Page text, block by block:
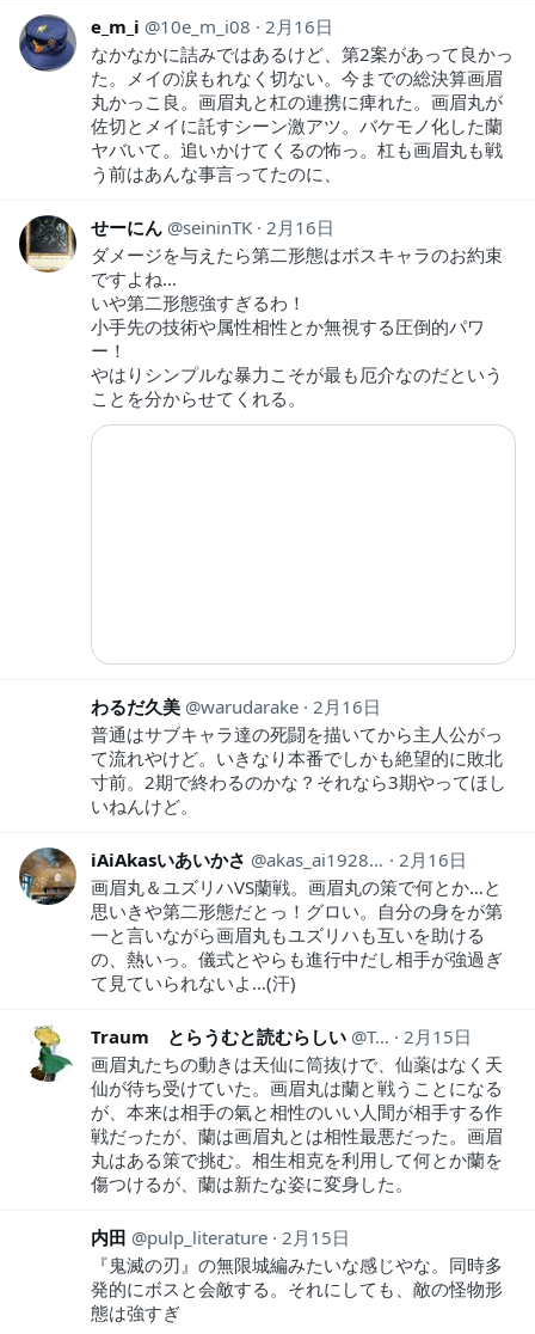
e_m_i 10e_m_i08
2月16日
なかなかに詰みではあるけど、第2案があって良かっ
た。メイの涙もれなく切ない。今までの総決算画眉
丸かっこ良。画眉丸と杠の連携に痺れた。画眉丸が
佐切とメイに託すシーン激アツ。バケモノ化した蘭
ヤバいて。追いかけてくるの怖っ。杠も画眉丸も戦
う前はあんな事言ってたのに、
せーにん seininTK 2月16日
ダメージを与えたら第二形態はボスキャラのお約束
ですよね…
いや第二形態強すぎるわ！
小手先の技術や属性相性とか無視する圧倒的パワ
ー！
やはりシンプルな暴力こそが最も厄介なのだという
ことを分からせてくれる。
わるだ久美 warudarake 2月16日
普通はサブキャラ達の死闘を描いてから主人公がっ
て流れやけど。いきなり本番でしかも絶望的に敗北
寸前。2期で終わるのかな？それなら3期やってほし
いねんけど。
iAiAkasいあいかさ akas_ai19281118
2月16日
画眉丸＆ユズリハVS蘭戦。画眉丸の策で何とか…と
思いきや第二形態だとっ！グロい。自分の身をが第
一と言いながら画眉丸もユズリハも互いを助ける
の、熱いっ。儀式とやらも進行中だし相手が強過ぎ
て見ていられないよ…(汗)
Traum とらうむと読むらしい Traum1
2月15日
画眉丸たちの動きは天仙に筒抜けで、仙薬はなく天
仙が待ち受けていた。画眉丸は蘭と戦うことになる
が、本来は相手の氣と相性のいい人間が相手する作
戦だったが、蘭は画眉丸とは相性最悪だった。画眉
丸はある策で挑む。相生相克を利用して何とか蘭を
傷つけるが、蘭は新たな姿に変身した。
内田 pulp_literature 2月15日
『鬼滅の刃』の無限城編みたいな感じやな。同時多
発的にボスと会敵する。それにしても、敵の怪物形
態は強すぎ